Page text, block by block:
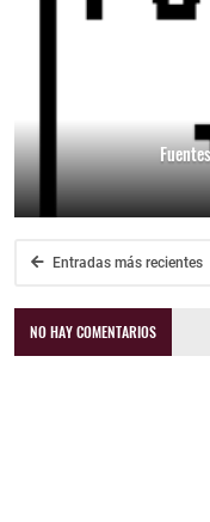
Entradas más recientes
NO HAY COMENTARIOS